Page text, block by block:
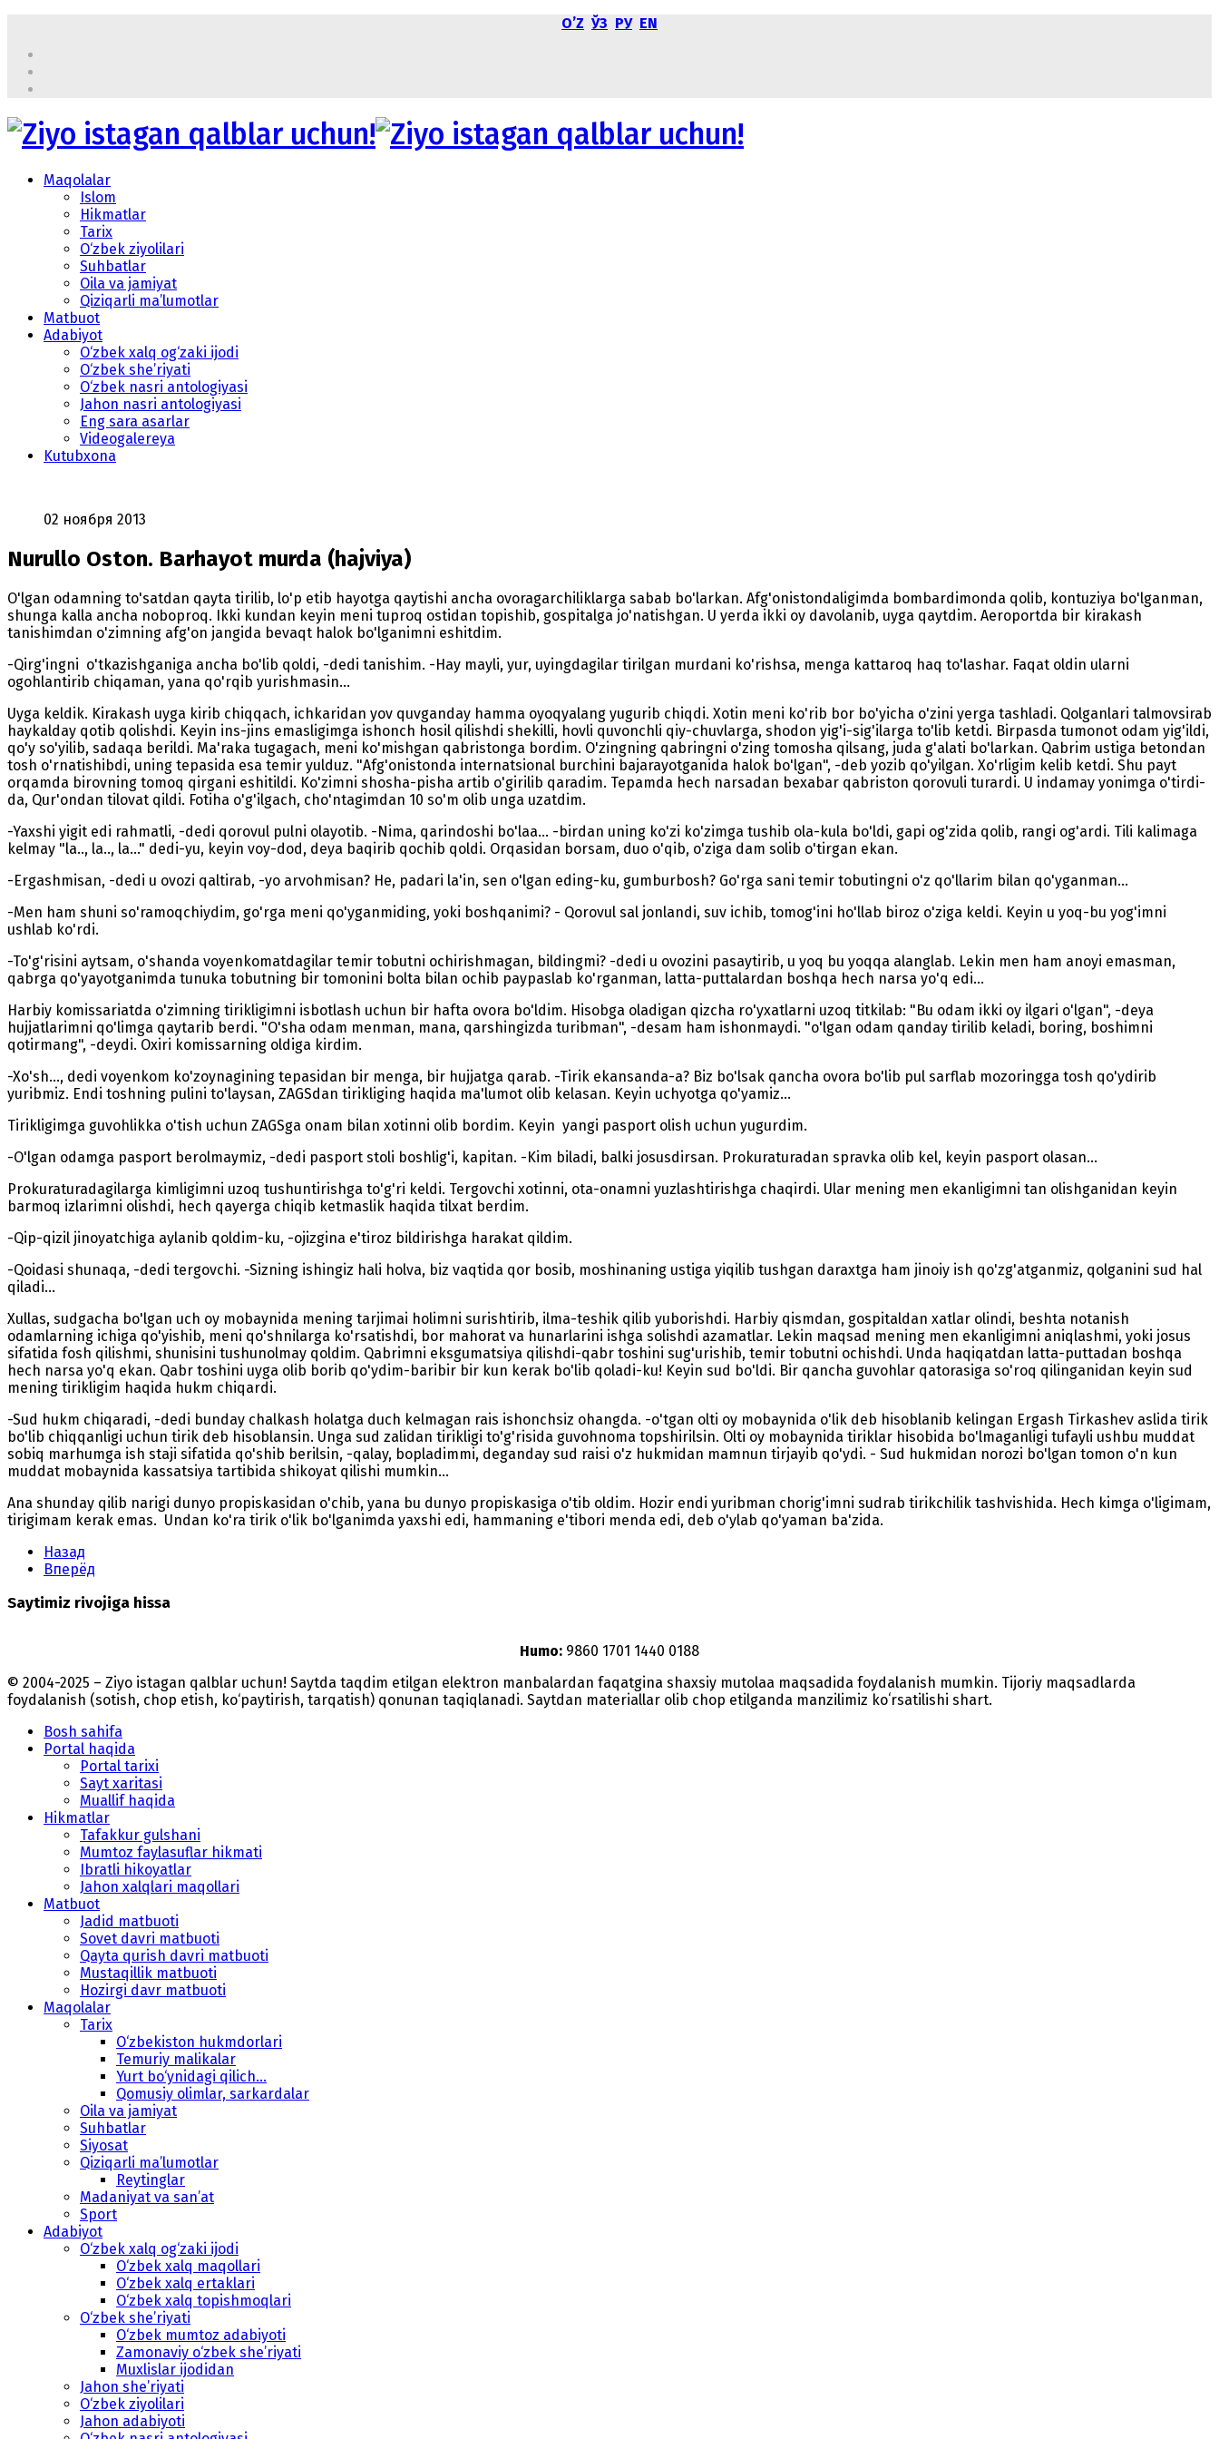
OʼZ ЎЗ РУ EN
Maqolalar
Islom
Hikmatlar
Tarix
O‘zbek ziyolilari
Suhbatlar
Oila va jamiyat
Qiziqarli ma’lumotlar
Matbuot
Adabiyot
O‘zbek xalq og‘zaki ijodi
O‘zbek she’riyati
O‘zbek nasri antologiyasi
Jahon nasri antologiyasi
Eng sara asarlar
Videogalereya
Kutubxona
02 ноября 2013
Nurullo Oston. Barhayot murda (hajviya)
O'lgan odamning to'satdan qayta tirilib, lo'p etib hayotga qaytishi ancha ovoragarchiliklarga sabab bo'larkan. Afg'onistondaligimda bombardimonda qolib, kontuziya bo'lganman,
shunga kalla ancha noboproq. Ikki kundan keyin meni tuproq ostidan topishib, gospitalga jo'natishgan. U yerda ikki oy davolanib, uyga qaytdim. Aeroportda bir kirakash
tanishimdan o'zimning afg'on jangida bevaqt halok bo'lganimni eshitdim.
-Qirg'ingni o'tkazishganiga ancha bo'lib qoldi, -dedi tanishim. -Hay mayli, yur, uyingdagilar tirilgan murdani ko'rishsa, menga kattaroq haq to'lashar. Faqat oldin ularni
ogohlantirib chiqaman, yana qo'rqib yurishmasin...
Uyga keldik. Kirakash uyga kirib chiqqach, ichkaridan yov quvganday hamma oyoqyalang yugurib chiqdi. Xotin meni ko'rib bor bo'yicha o'zini yerga tashladi. Qolganlari talmovsirab
haykalday qotib qolishdi. Keyin ins-jins emasligimga ishonch hosil qilishdi shekilli, hovli quvonchli qiy-chuvlarga, shodon yig'i-sig'ilarga to'lib ketdi. Birpasda tumonot odam yig'ildi,
qo'y so'yilib, sadaqa berildi. Ma'raka tugagach, meni ko'mishgan qabristonga bordim. O'zingning qabringni o'zing tomosha qilsang, juda g'alati bo'larkan. Qabrim ustiga betondan
tosh o'rnatishibdi, uning tepasida esa temir yulduz. "Afg'onistonda internatsional burchini bajarayotganida halok bo'lgan", -deb yozib qo'yilgan. Xo'rligim kelib ketdi. Shu payt
orqamda birovning tomoq qirgani eshitildi. Ko'zimni shosha-pisha artib o'girilib qaradim. Tepamda hech narsadan bexabar qabriston qorovuli turardi. U indamay yonimga o'tirdi-
da, Qur'ondan tilovat qildi. Fotiha o'g'ilgach, cho'ntagimdan 10 so'm olib unga uzatdim.
-Yaxshi yigit edi rahmatli, -dedi qorovul pulni olayotib. -Nima, qarindoshi bo'laa... -birdan uning ko'zi ko'zimga tushib ola-kula bo'ldi, gapi og'zida qolib, rangi og'ardi. Tili kalimaga
kelmay "la.., la.., la..." dedi-yu, keyin voy-dod, deya baqirib qochib qoldi. Orqasidan borsam, duo o'qib, o'ziga dam solib o'tirgan ekan.
-Ergashmisan, -dedi u ovozi qaltirab, -yo arvohmisan? He, padari la'in, sen o'lgan eding-ku, gumburbosh? Go'rga sani temir tobutingni o'z qo'llarim bilan qo'yganman...
-Men ham shuni so'ramoqchiydim, go'rga meni qo'yganmiding, yoki boshqanimi? - Qorovul sal jonlandi, suv ichib, tomog'ini ho'llab biroz o'ziga keldi. Keyin u yoq-bu yog'imni
ushlab ko'rdi.
-To'g'risini aytsam, o'shanda voyenkomatdagilar temir tobutni ochirishmagan, bildingmi? -dedi u ovozini pasaytirib, u yoq bu yoqqa alanglab. Lekin men ham anoyi emasman,
qabrga qo'yayotganimda tunuka tobutning bir tomonini bolta bilan ochib paypaslab ko'rganman, latta-puttalardan boshqa hech narsa yo'q edi...
Harbiy komissariatda o'zimning tirikligimni isbotlash uchun bir hafta ovora bo'ldim. Hisobga oladigan qizcha ro'yxatlarni uzoq titkilab: "Bu odam ikki oy ilgari o'lgan", -deya
hujjatlarimni qo'limga qaytarib berdi. "O'sha odam menman, mana, qarshingizda turibman", -desam ham ishonmaydi. "o'lgan odam qanday tirilib keladi, boring, boshimni
qotirmang", -deydi. Oxiri komissarning oldiga kirdim.
-Xo'sh..., dedi voyenkom ko'zoynagining tepasidan bir menga, bir hujjatga qarab. -Tirik ekansanda-a? Biz bo'lsak qancha ovora bo'lib pul sarflab mozoringga tosh qo'ydirib
yuribmiz. Endi toshning pulini to'laysan, ZAGSdan tirikliging haqida ma'lumot olib kelasan. Keyin uchyotga qo'yamiz...
Tirikligimga guvohlikka o'tish uchun ZAGSga onam bilan xotinni olib bordim. Keyin yangi pasport olish uchun yugurdim.
-O'lgan odamga pasport berolmaymiz, -dedi pasport stoli boshlig'i, kapitan. -Kim biladi, balki josusdirsan. Prokuraturadan spravka olib kel, keyin pasport olasan...
Prokuraturadagilarga kimligimni uzoq tushuntirishga to'g'ri keldi. Tergovchi xotinni, ota-onamni yuzlashtirishga chaqirdi. Ular mening men ekanligimni tan olishganidan keyin
barmoq izlarimni olishdi, hech qayerga chiqib ketmaslik haqida tilxat berdim.
-Qip-qizil jinoyatchiga aylanib qoldim-ku, -ojizgina e'tiroz bildirishga harakat qildim.
-Qoidasi shunaqa, -dedi tergovchi. -Sizning ishingiz hali holva, biz vaqtida qor bosib, moshinaning ustiga yiqilib tushgan daraxtga ham jinoiy ish qo'zg'atganmiz, qolganini sud hal
qiladi...
Xullas, sudgacha bo'lgan uch oy mobaynida mening tarjimai holimni surishtirib, ilma-teshik qilib yuborishdi. Harbiy qismdan, gospitaldan xatlar olindi, beshta notanish
odamlarning ichiga qo'yishib, meni qo'shnilarga ko'rsatishdi, bor mahorat va hunarlarini ishga solishdi azamatlar. Lekin maqsad mening men ekanligimni aniqlashmi, yoki josus
sifatida fosh qilishmi, shunisini tushunolmay qoldim. Qabrimni eksgumatsiya qilishdi-qabr toshini sug'urishib, temir tobutni ochishdi. Unda haqiqatdan latta-puttadan boshqa
hech narsa yo'q ekan. Qabr toshini uyga olib borib qo'ydim-baribir bir kun kerak bo'lib qoladi-ku! Keyin sud bo'ldi. Bir qancha guvohlar qatorasiga so'roq qilinganidan keyin sud
mening tirikligim haqida hukm chiqardi.
-Sud hukm chiqaradi, -dedi bunday chalkash holatga duch kelmagan rais ishonchsiz ohangda. -o'tgan olti oy mobaynida o'lik deb hisoblanib kelingan Ergash Tirkashev aslida tirik
bo'lib chiqqanligi uchun tirik deb hisoblansin. Unga sud zalidan tirikligi to'g'risida guvohnoma topshirilsin. Olti oy mobaynida tiriklar hisobida bo'lmaganligi tufayli ushbu muddat
sobiq marhumga ish staji sifatida qo'shib berilsin, -qalay, bopladimmi, deganday sud raisi o'z hukmidan mamnun tirjayib qo'ydi. - Sud hukmidan norozi bo'lgan tomon o'n kun
muddat mobaynida kassatsiya tartibida shikoyat qilishi mumkin...
Ana shunday qilib narigi dunyo propiskasidan o'chib, yana bu dunyo propiskasiga o'tib oldim. Hozir endi yuribman chorig'imni sudrab tirikchilik tashvishida. Hech kimga o'ligimam,
tirigimam kerak emas. Undan ko'ra tirik o'lik bo'lganimda yaxshi edi, hammaning e'tibori menda edi, deb o'ylab qo'yaman ba'zida.
Назад
Вперёд
Saytimiz rivojiga hissa
Humo: 9860 1701 1440 0188
© 2004-2025 – Ziyo istagan qalblar uchun! Saytda taqdim etilgan elektron manbalardan faqatgina shaxsiy mutolaa maqsadida foydalanish mumkin. Tijoriy maqsadlarda
foydalanish (sotish, chop etish, ko‘paytirish, tarqatish) qonunan taqiqlanadi. Saytdan materiallar olib chop etilganda manzilimiz koʻrsatilishi shart.
Bosh sahifa
Portal haqida
Portal tarixi
Sayt xaritasi
Muallif haqida
Hikmatlar
Tafakkur gulshani
Mumtoz faylasuflar hikmati
Ibratli hikoyatlar
Jahon xalqlari maqollari
Matbuot
Jadid matbuoti
Sovet davri matbuoti
Qayta qurish davri matbuoti
Mustaqillik matbuoti
Hozirgi davr matbuoti
Maqolalar
Tarix
O‘zbekiston hukmdorlari
Temuriy malikalar
Yurt bo‘ynidagi qilich...
Qomusiy olimlar, sarkardalar
Oila va jamiyat
Suhbatlar
Siyosat
Qiziqarli ma’lumotlar
Reytinglar
Madaniyat va san’at
Sport
Adabiyot
O‘zbek xalq og‘zaki ijodi
O‘zbek xalq maqollari
O‘zbek xalq ertaklari
O‘zbek xalq topishmoqlari
O‘zbek she’riyati
O‘zbek mumtoz adabiyoti
Zamonaviy o‘zbek she’riyati
Muxlislar ijodidan
Jahon she’riyati
O‘zbek ziyolilari
Jahon adabiyoti